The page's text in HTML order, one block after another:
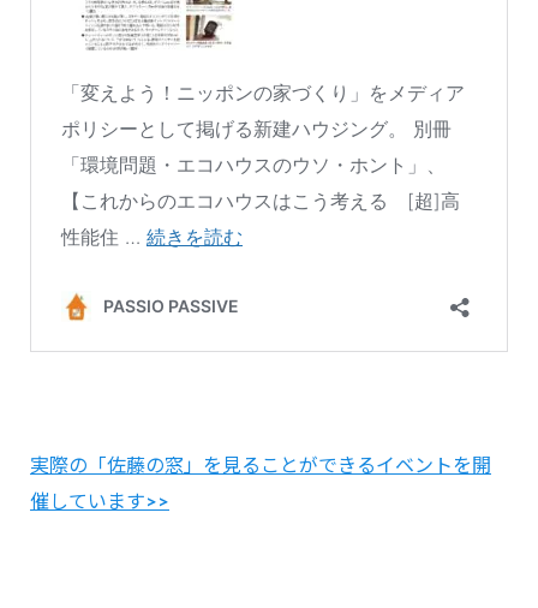
実際の「佐藤の窓」を見ることができるイベントを開
催しています>>